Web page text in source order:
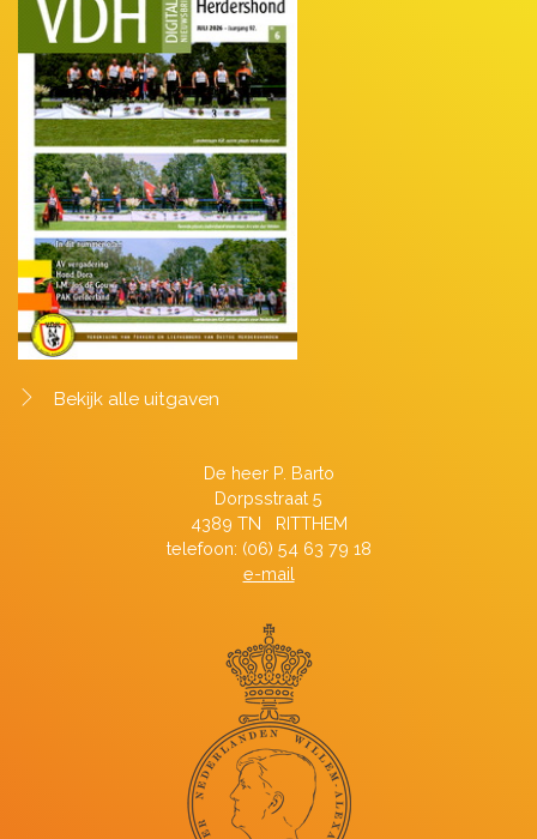
Bekijk alle uitgaven
De heer P. Barto
Dorpsstraat 5
4389 TN RITTHEM
telefoon: (06) 54 63 79 18
e-mail